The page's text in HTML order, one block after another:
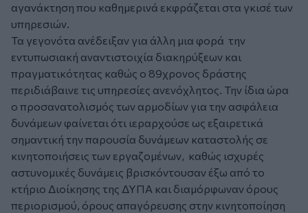
αγανάκτηση που καθημερινά εκφράζεται στα γκισέ των
υπηρεσιών.
Τα γεγονότα ανέδειξαν για άλλη μια φορά την
εντυπωσιακή αναντιστοιχία διακηρύξεων και
πραγματικότητας καθώς ο 89χρονος δράστης
περιδιάβαινε τις υπηρεσίες ανενόχλητος. Την ίδια ώρα
ο προσανατολισμός των αρμοδίων για την ασφάλεια
δυνάμεων φαίνεται ότι ιεραρχούσε ως εξαιρετικά
σημαντική την παρουσία δυνάμεων καταστολής σε
κινητοποιήσεις των εργαζομένων, καθώς ισχυρές
αστυνομικές δυνάμεις βρισκόντουσαν έξω από το
κτήριο Διοίκησης της ΔΥΠΑ και διαμόρφωναν όρους
περιορισμού, όρους απαγόρευσης στην κινητοποίηση